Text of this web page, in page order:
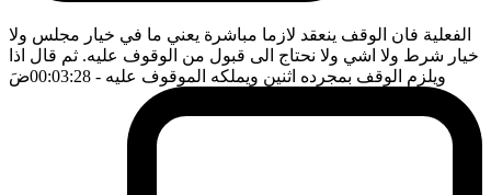
الفعلية فان الوقف ينعقد لازما مباشرة يعني ما في خيار مجلس ولا
خيار شرط ولا اشي ولا نحتاج الى قبول من الوقوف عليه. ثم قال اذا
ويلزم الوقف بمجرده اثنين ويملكه الموقوف عليه - 00:03:28 ضَ